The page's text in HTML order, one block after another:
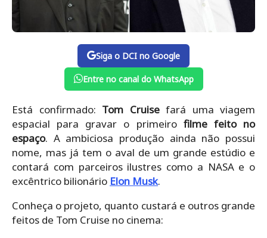
Siga o DCI no Google
Entre no canal do WhatsApp
Está confirmado: Tom Cruisefará uma viagem
espacial para gravar o primeiro filme feito no
espaço. A ambiciosa produção ainda não possui
nome, mas já tem o aval de um grande estúdio e
contará com parceiros ilustres como a NASA e o
excêntrico bilionário Elon Musk.
Conheça o projeto, quanto custará e outros grande
feitos de Tom Cruise no cinema: